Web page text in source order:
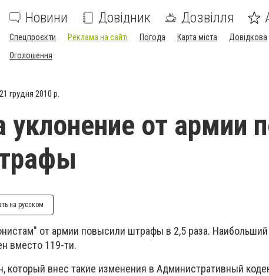
Новини Довідник Дозвілля
Спецпроєкти Реклама на сайті Погода Карта міста Довідкова
Оголошення
грудня 2010 р.
уклонение от армии
на русском
от армии повысили штрафы в 2,5 раза. Наибольший
вместо 119-ти.
который внес такие изменения в Административный